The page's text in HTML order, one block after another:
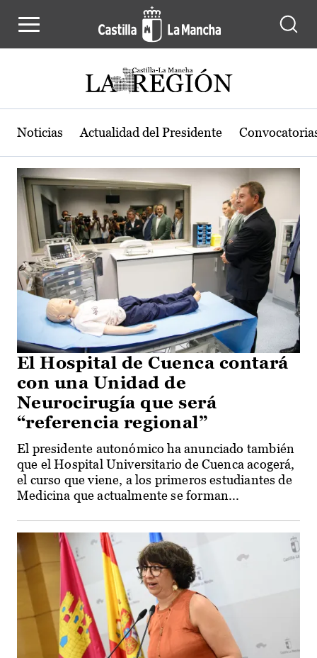
Actualidad de la región de Castilla-
Noticias Actualidad del Presidente
El Hospital de Cuenca contará
con una Unidad de
Neurocirugía que será
“referencia regional”
El presidente autonómico ha anunciado también
que el Hospital Universitario de Cuenca acogerá,
el curso que viene, a los primeros estudiantes de
Medicina que actualmente se forman...